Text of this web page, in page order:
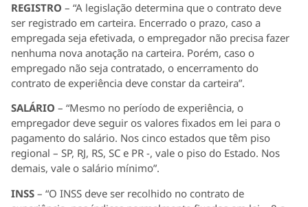
REGISTRO – “A legislação determina que o contrato deve
ser registrado em carteira. Encerrado o prazo, caso a
empregada seja efetivada, o empregador não precisa fazer
nenhuma nova anotação na carteira. Porém, caso o
empregado não seja contratado, o encerramento do
contrato de experiência deve constar da carteira”.
SALÁRIO – “Mesmo no período de experiência, o
empregador deve seguir os valores fixados em lei para o
pagamento do salário. Nos cinco estados que têm piso
regional – SP, RJ, RS, SC e PR -, vale o piso do Estado. Nos
demais, vale o salário mínimo”.
INSS – “O INSS deve ser recolhido no contrato de